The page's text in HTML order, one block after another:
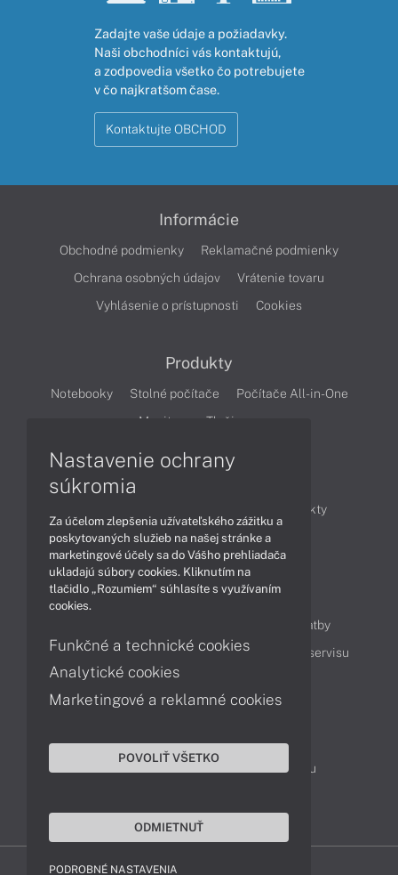
Zadajte vaše údaje a požiadavky.
Naši obchodníci vás kontaktujú,
a zodpovedia všetko čo potrebujete
v čo najkratšom čase.
Kontaktujte OBCHOD
Informácie
Obchodné podmienky
Reklamačné podmienky
Ochrana osobných údajov
Vrátenie tovaru
Vyhlásenie o prístupnosti
Cookies
Produkty
Notebooky Stolné počítače
Počítače All-in-One
Monitory
Tlačiarne
Produkty
Technológie
Videá
Obsah
Možnosti doručenia a platby
Podpora a servis
Servisné služby Cenník servisu
Kontakty
043 4224 771
Obchodné oddelenie
Reklamácia tovaru
Nastavenie ochrany
súkromia
Za účelom zlepšenia užívateľského zážitku a
poskytovaných služieb na našej stránke a
marketingové účely sa do Vášho prehliadača
ukladajú súbory cookies. Kliknutím na
tlačidlo „Rozumiem“ súhlasíte s využívaním
cookies.
Funkčné a technické cookies
Analytické cookies
Marketingové a reklamné cookies
POVOLIŤ VŠETKO
ODMIETNUŤ
PODROBNÉ NASTAVENIA